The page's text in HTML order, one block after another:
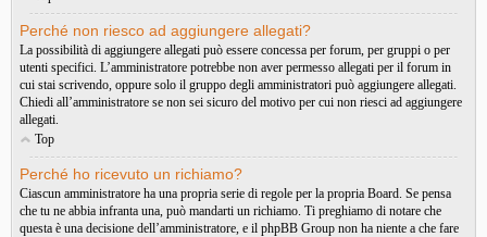
Perché non riesco ad aggiungere allegati?
La possibilità di aggiungere allegati può essere concessa per forum, per gruppi o per
utenti specifici. L’amministratore potrebbe non aver permesso allegati per il forum in
cui stai scrivendo, oppure solo il gruppo degli amministratori può aggiungere allegati.
Chiedi all’amministratore se non sei sicuro del motivo per cui non riesci ad aggiungere
allegati.
Top
Perché ho ricevuto un richiamo?
Ciascun amministratore ha una propria serie di regole per la propria Board. Se pensa
che tu ne abbia infranta una, può mandarti un richiamo. Ti preghiamo di notare che
questa è una decisione dell’amministratore, e il phpBB Group non ha niente a che fare